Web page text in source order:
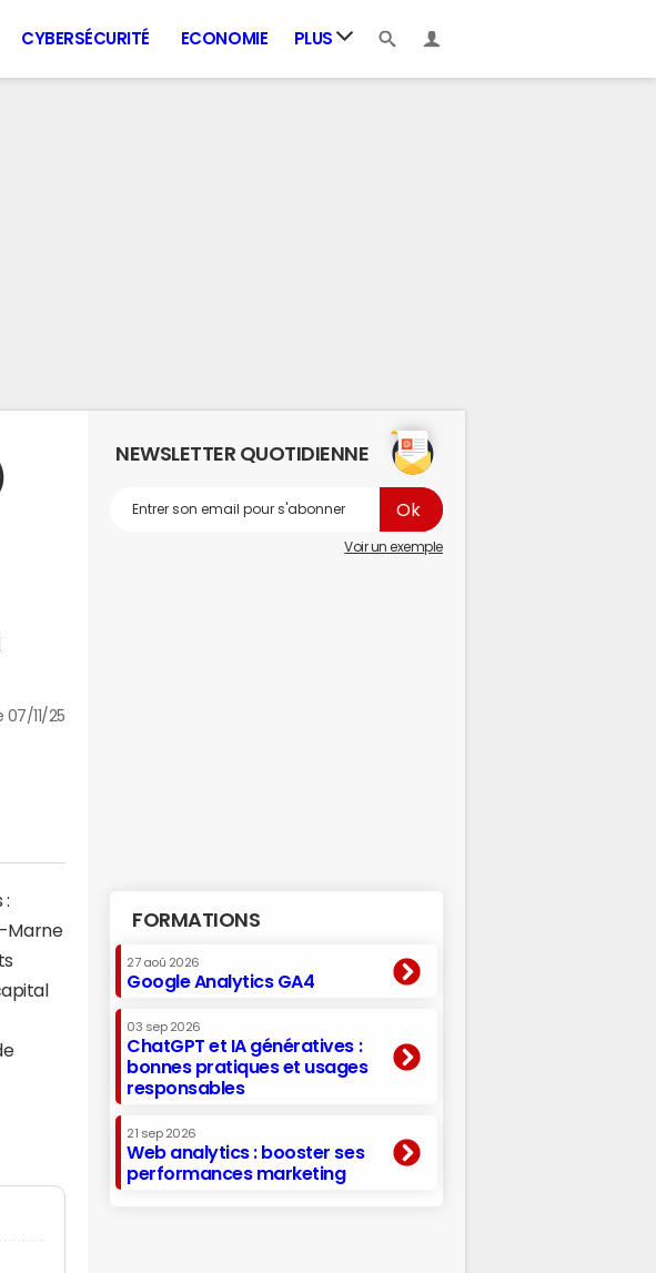
CYBERSÉCURITÉ ECONOMIE PLUS
07/11/25
:
Marne
NEWSLETTER QUOTIDIENNE
Voir un exemple
FORMATIONS
27 aoû 2026
Google Analytics GA4
03 sep 2026
ChatGPT et IA génératives :
bonnes pratiques et usages
responsables
21 sep 2026
Web analytics : booster ses
performances marketing